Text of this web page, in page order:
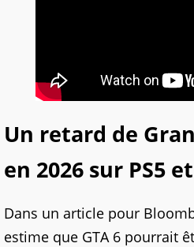
Un retard de
en 2026 sur PS5
Dans un article pour
estime que GTA 6 pourrait